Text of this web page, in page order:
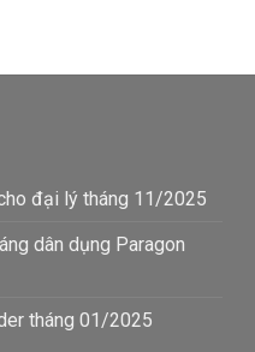
đại lý tháng 11/2025
dân dụng Paragon
tháng 01/2025